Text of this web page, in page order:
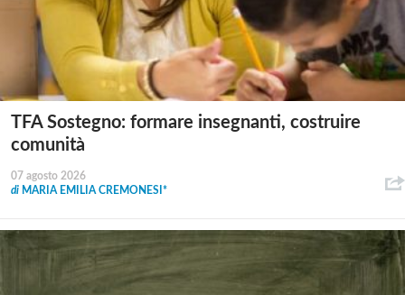
TFA Sostegno: formare insegnanti, costruire
comunità
07 agosto 2026
di MARIA EMILIA CREMONESI*